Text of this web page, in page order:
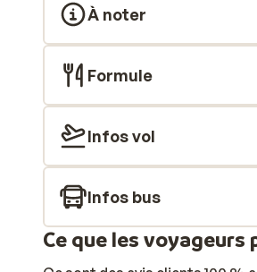
À noter
Formule
Infos vol
Infos bus
Ce que les voyageurs